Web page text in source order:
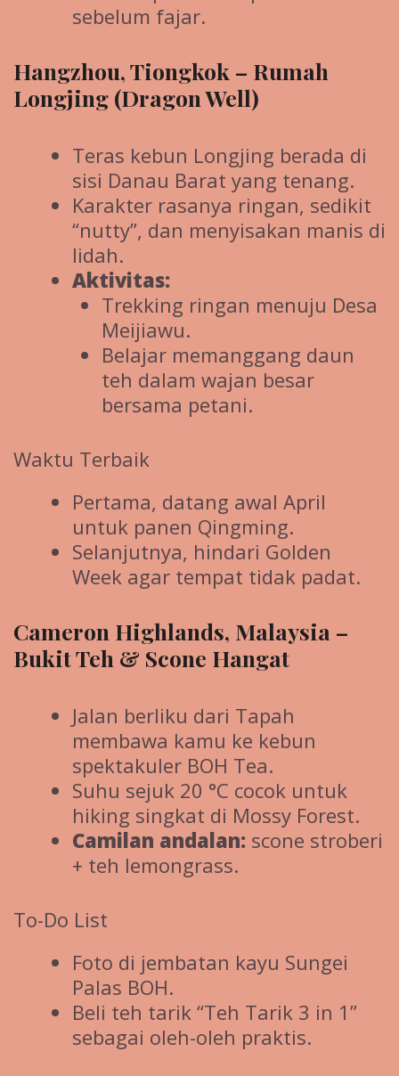
sebelum fajar.
Hangzhou, Tiongkok – Rumah
Longjing (Dragon Well)
Teras kebun Longjing berada di
sisi Danau Barat yang tenang.
Karakter rasanya ringan, sedikit
“nutty”, dan menyisakan manis di
lidah.
Aktivitas:
Trekking ringan menuju Desa
Meijiawu.
Belajar memanggang daun
teh dalam wajan besar
bersama petani.
Waktu Terbaik
Pertama, datang awal April
untuk panen Qingming.
Selanjutnya, hindari Golden
Week agar tempat tidak padat.
Cameron Highlands, Malaysia –
Bukit Teh & Scone Hangat
Jalan berliku dari Tapah
membawa kamu ke kebun
spektakuler BOH Tea.
Suhu sejuk 20 °C cocok untuk
hiking singkat di Mossy Forest.
Camilan andalan: scone stroberi
+ teh lemongrass.
To-Do List
Foto di jembatan kayu Sungei
Palas BOH.
Beli teh tarik “Teh Tarik 3 in 1”
sebagai oleh-oleh praktis.